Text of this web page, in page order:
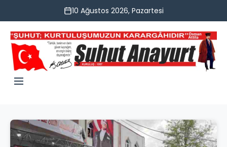
10 Ağustos 2026, Pazartesi